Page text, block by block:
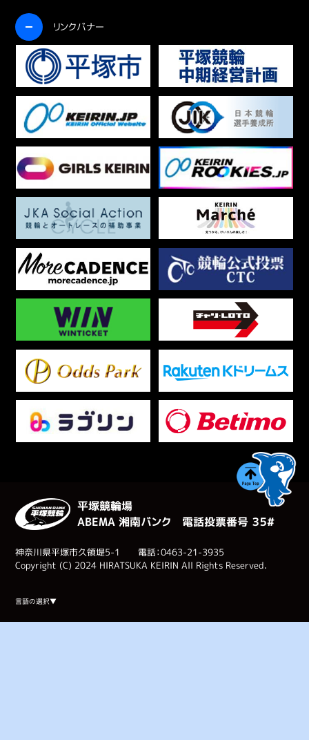
リンクバナー
開く
平塚競輪場
ABEMA 湘南バンク 電話投票番号 ３５#
神奈川県平塚市久領堤5-1 電話：0463-21-3935
Copyright (C) 2024 HIRATSUKA KEIRIN All Rights Reserved.
言語の選択▼
Select Language